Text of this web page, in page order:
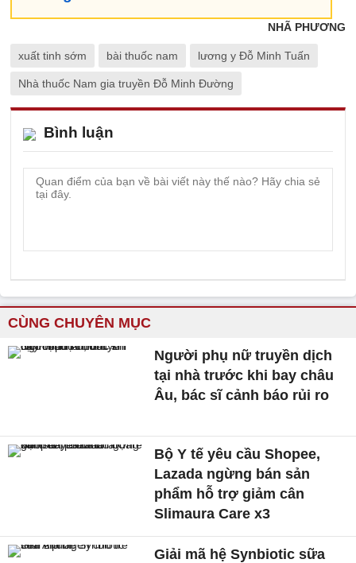
NHÃ PHƯƠNG
xuất tinh sớm bài thuốc nam lương y Đỗ Minh Tuấn
Nhà thuốc Nam gia truyền Đỗ Minh Đường
Bình luận
CÙNG CHUYÊN MỤC
Người phụ nữ truyền dịch
tại nhà trước khi bay châu
Âu, bác sĩ cảnh báo rủi ro
Bộ Y tế yêu cầu Shopee,
Lazada ngừng bán sản
phẩm hỗ trợ giảm cân
Slimaura Care x3
Giải mã hệ Synbiotic sữa